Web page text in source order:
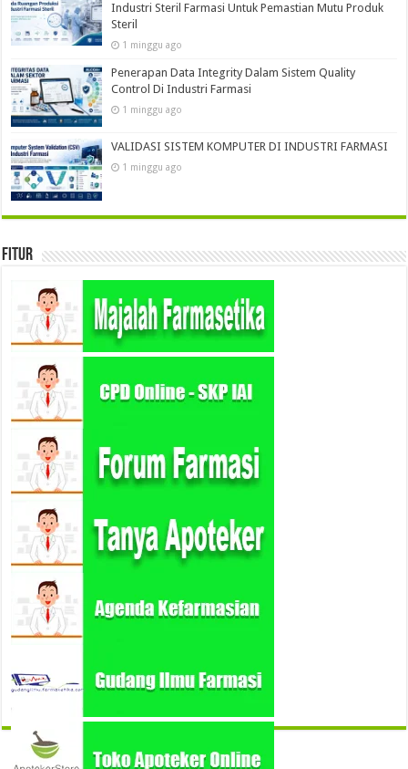
Industri Steril Farmasi Untuk Pemastian Mutu Produk
Steril
1 minggu ago
Penerapan Data Integrity Dalam Sistem Quality
Control Di Industri Farmasi
1 minggu ago
VALIDASI SISTEM KOMPUTER DI INDUSTRI FARMASI
1 minggu ago
Fitur